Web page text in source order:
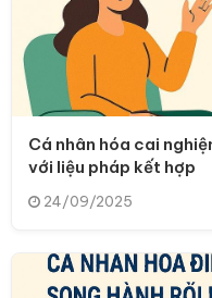
Cá nhân hóa cai
với liệu pháp kết hợp
24/09/2025